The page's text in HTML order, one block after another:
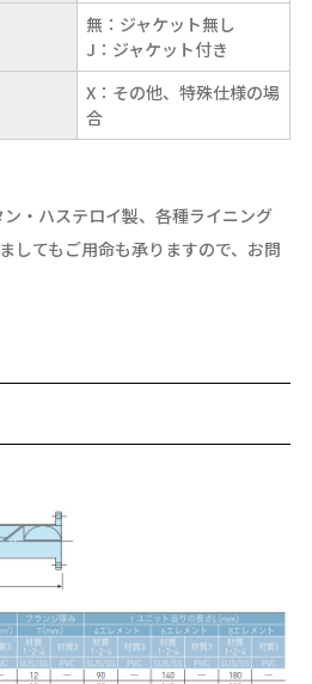
無：ジャケット無し
J：ジャケット付き
X：その他、特殊仕様の場
合
・ハステロイ製、各種ライニング
してもご用命も承りますので、お問